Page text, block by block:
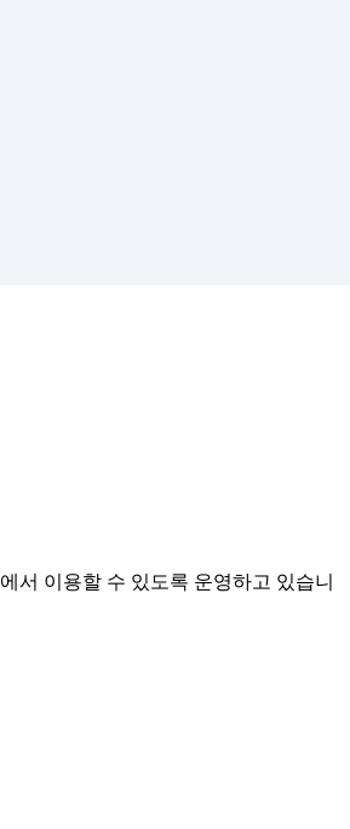
서 이용할 수 있도록 운영하고 있습니